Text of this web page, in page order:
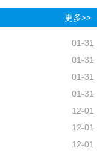
更多>>
01-31
01-31
01-31
01-31
12-01
12-01
12-01